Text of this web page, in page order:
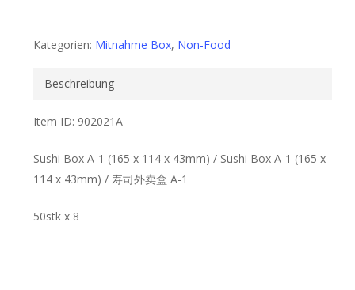
Kategorien: Mitnahme Box, Non-Food
Beschreibung
Item ID: 902021A
Sushi Box A-1 (165 x 114 x 43mm) / Sushi Box A-1 (165 x
114 x 43mm) / 寿司外卖盒 A-1
50stk x 8